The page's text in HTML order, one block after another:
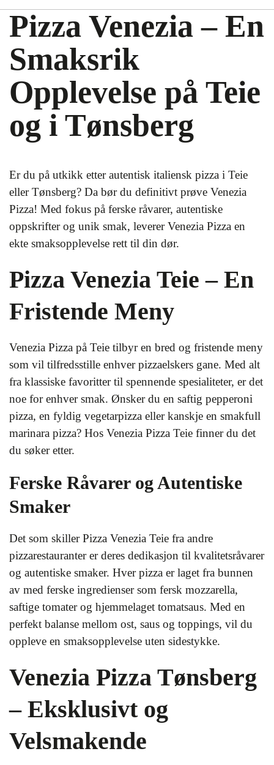
Pizza Venezia – En
Smaksrik
Opplevelse på Teie
og i Tønsberg
Er du på utkikk etter autentisk italiensk pizza i Teie
eller Tønsberg? Da bør du definitivt prøve Venezia
Pizza! Med fokus på ferske råvarer, autentiske
oppskrifter og unik smak, leverer Venezia Pizza en
ekte smaksopplevelse rett til din dør.
Pizza Venezia Teie – En
Fristende Meny
Venezia Pizza på Teie tilbyr en bred og fristende meny
som vil tilfredsstille enhver pizzaelskers gane. Med alt
fra klassiske favoritter til spennende spesialiteter, er det
noe for enhver smak. Ønsker du en saftig pepperoni
pizza, en fyldig vegetarpizza eller kanskje en smakfull
marinara pizza? Hos Venezia Pizza Teie finner du det
du søker etter.
Ferske Råvarer og Autentiske
Smaker
Det som skiller Pizza Venezia Teie fra andre
pizzarestauranter er deres dedikasjon til kvalitetsråvarer
og autentiske smaker. Hver pizza er laget fra bunnen
av med ferske ingredienser som fersk mozzarella,
saftige tomater og hjemmelaget tomatsaus. Med en
perfekt balanse mellom ost, saus og toppings, vil du
oppleve en smaksopplevelse uten sidestykke.
Venezia Pizza Tønsberg
– Eksklusivt og
Velsmakende